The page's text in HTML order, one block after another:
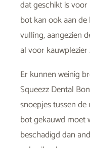
dat geschikt is
bot kan ook aan
vulling, aangezien
al voor
Er kunnen weinig
Squeezz Dental
snoepjes tussen
bot gekauwd moet
beschadigd dan